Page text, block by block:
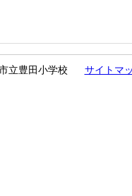
立豊田小学校 サイトマ